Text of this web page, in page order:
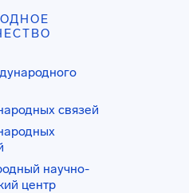
связей
научно-
центр